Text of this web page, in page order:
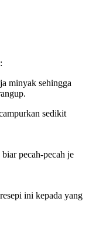
minyak sehingga
sedikit
pecah-pecah je
ini kepada yang